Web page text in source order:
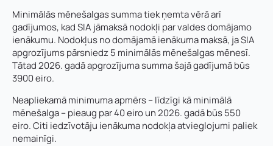
Minimālās mēnešalgas summa tiek ņemta vērā arī
gadījumos, kad SIA jāmaksā nodokļi par valdes domājamo
ienākumu. Nodokļus no domājamā ienākuma maksā, ja SIA
apgrozījums pārsniedz 5 minimālās mēnešalgas mēnesī.
Tātad 2026. gadā apgrozījuma summa šajā gadījumā būs
3900 eiro.
Neapliekamā minimuma apmērs – līdzīgi kā minimālā
mēnešalga – pieaug par 40 eiro un 2026. gadā būs 550
eiro. Citi iedzīvotāju ienākuma nodokļa atvieglojumi paliek
nemainīgi.